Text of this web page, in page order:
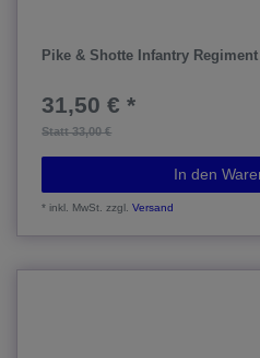
Pike & Shotte Infantry
Statt 33,00 €
31,50 € *
In den
*inkl. MwSt. zzgl.Versand